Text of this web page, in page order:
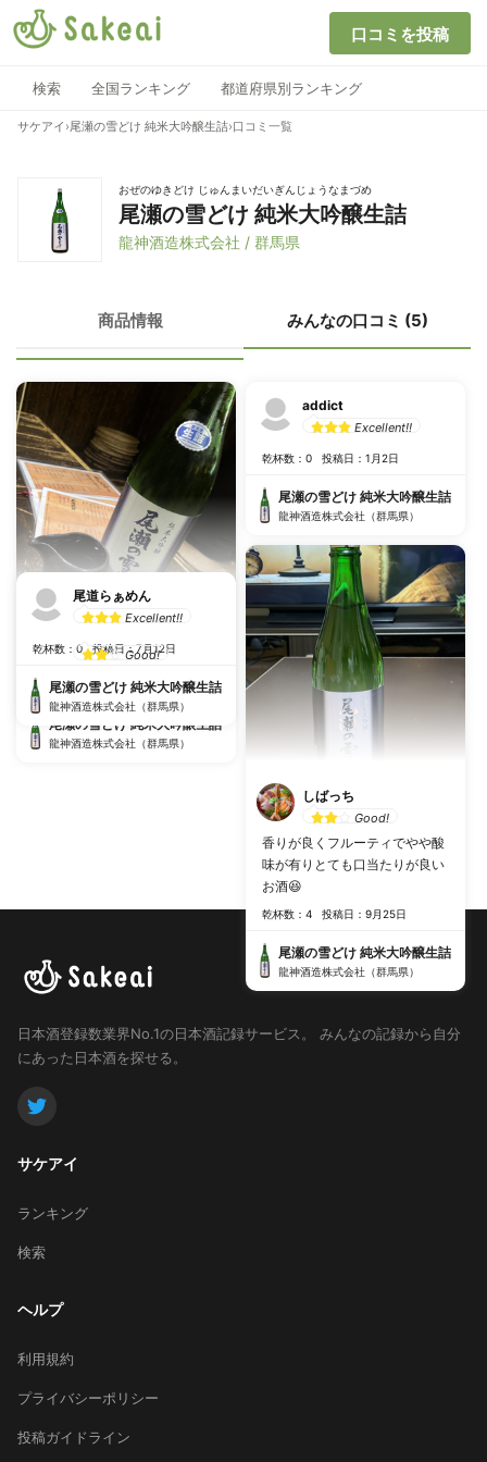
口コミを投稿
検索 全国ランキング 都道府県別ランキング
サケアイ ›尾瀬の雪どけ 純米大吟醸生詰›口コミ一覧
おぜのゆきどけ じゅんまいだいぎんじょうなまづめ
尾瀬の雪どけ 純米大吟醸生詰
龍神酒造株式会社 / 群馬県
商品情報 みんなの口コミ (5)
Good!
乾杯数：0 投稿日：7月26日
尾瀬の雪どけ 純米大吟醸生詰
龍神酒造株式会社（群馬県）
addict
Excellent!!
乾杯数：0 投稿日：1月2日
尾瀬の雪どけ 純米大吟醸生詰
龍神酒造株式会社（群馬県）
しばっち
Good!
香りが良くフルーティでやや酸
味が有りとても口当たりが良い
お酒😆
乾杯数：4 投稿日：9月25日
尾瀬の雪どけ 純米大吟醸生詰
龍神酒造株式会社（群馬県）
尾道らぁめん
Excellent!!
乾杯数：0 投稿日：7月12日
尾瀬の雪どけ 純米大吟醸生詰
龍神酒造株式会社（群馬県）
日本酒登録数業界No.1の日本酒記録サービス。
みんなの記録から自分
にあった日本酒を探せる。
サケアイ
ランキング
検索
ヘルプ
利用規約
プライバシーポリシー
投稿ガイドライン